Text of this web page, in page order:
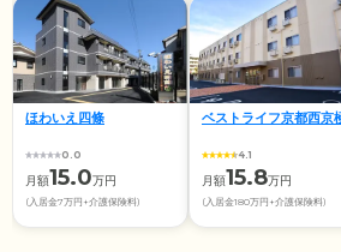
ほわいえ四條
0.0
月額15.0万円
(入居金7万円+介護保険料)
ベストライフ京都西京
4.1
月額15.8万円
(入居金180万円+介護保険料)